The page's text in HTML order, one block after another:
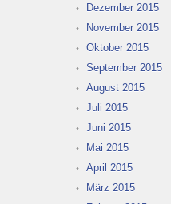
Dezember 2015
November 2015
Oktober 2015
September 2015
August 2015
Juli 2015
Juni 2015
Mai 2015
April 2015
März 2015